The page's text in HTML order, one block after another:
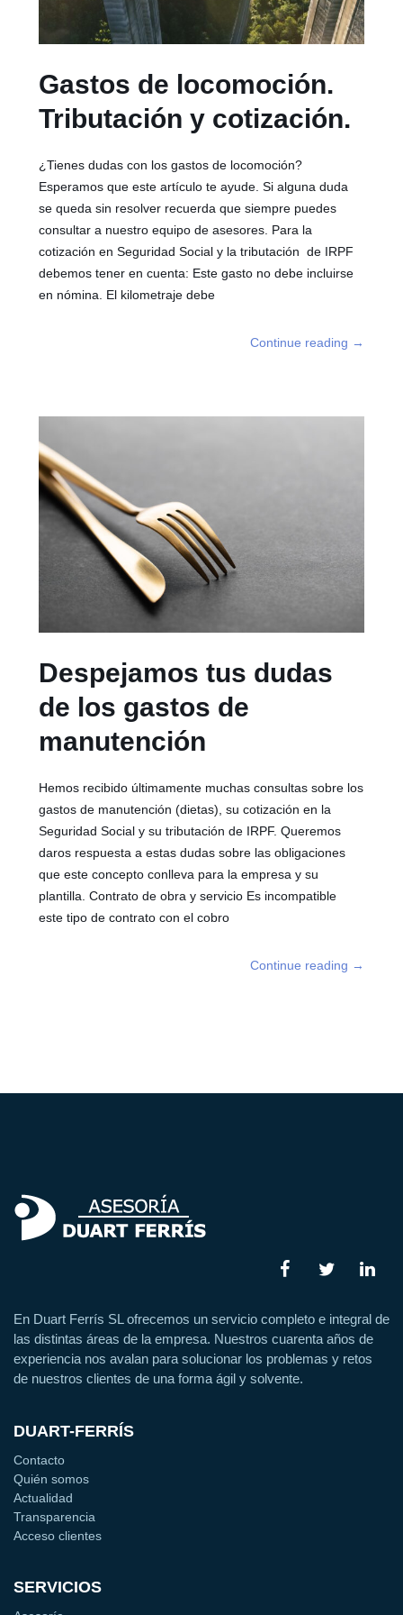
Gastos de locomoción.
Tributación y cotización.
¿Tienes dudas con los gastos de locomoción?
Esperamos que este artículo te ayude. Si alguna duda
se queda sin resolver recuerda que siempre puedes
consultar a nuestro equipo de asesores. Para la
cotización en Seguridad Social y la tributación de IRPF
debemos tener en cuenta: Este gasto no debe incluirse
en nómina. El kilometraje debe
Continue reading →
Despejamos tus dudas
de los gastos de
manutención
Hemos recibido últimamente muchas consultas sobre los
gastos de manutención (dietas), su cotización en la
Seguridad Social y su tributación de IRPF. Queremos
daros respuesta a estas dudas sobre las obligaciones
que este concepto conlleva para la empresa y su
plantilla. Contrato de obra y servicio Es incompatible
este tipo de contrato con el cobro
Continue reading →
En Duart Ferrís SL ofrecemos un servicio completo e integral de
las distintas áreas de la empresa. Nuestros cuarenta años de
experiencia nos avalan para solucionar los problemas y retos
de nuestros clientes de una forma ágil y solvente.
DUART-FERRÍS
Contacto
Quién somos
Actualidad
Transparencia
Acceso clientes
SERVICIOS